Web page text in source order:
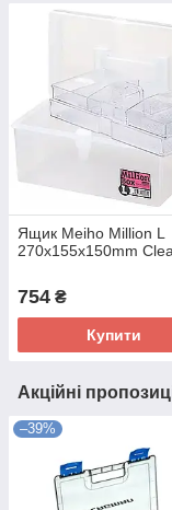
Ящик Meiho Million L
270x155x150mm
754 ₴
Купити
Акційні
–39%